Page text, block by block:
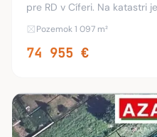
pre RD v Cíferi. Na katastri
Výmera pozemku je 1097
Pozemok 1 097 m²
74 955 €